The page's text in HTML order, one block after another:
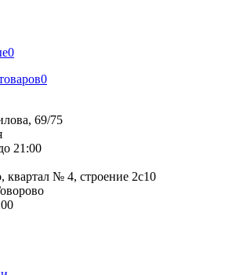
0
0
69/75
21:00
квартал № 4, строение 2с10